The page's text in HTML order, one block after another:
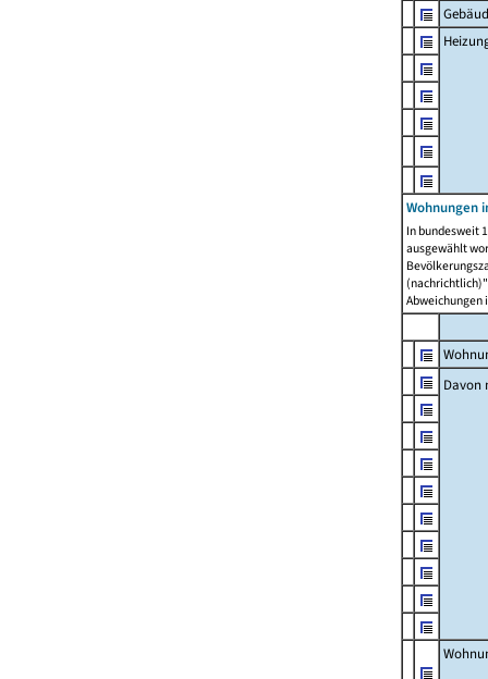
Wohnungen
In bundesweit
ausgewählt
Abweichungen
Davon